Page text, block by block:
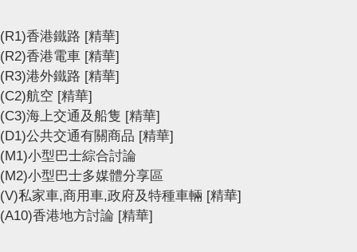
(R1)香港鐵路 [精華]
(R2)香港電車 [精華]
(R3)港外鐵路 [精華]
(C2)航空 [精華]
(C3)海上交通及船隻 [精華]
(D1)公共交通有關商品 [精華]
(M1)小型巴士綜合討論
(M2)小型巴士多媒體分享區
(V)私家車,商用車,政府及特種車輛 [精華]
(A10)香港地方討論 [精華]